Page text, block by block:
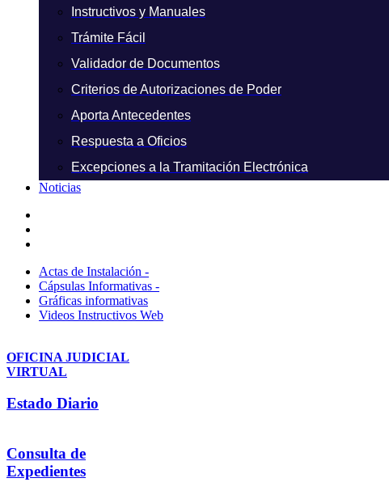
Instructivos y Manuales
Trámite Fácil
Validador de Documentos
Criterios de Autorizaciones de Poder
Aporta Antecedentes
Respuesta a Oficios
Excepciones a la Tramitación Electrónica
Noticias
Actas de Instalación -
Cápsulas Informativas -
Gráficas informativas
Videos Instructivos Web
OFICINA JUDICIAL
VIRTUAL
Estado Diario
Consulta de
Expedientes